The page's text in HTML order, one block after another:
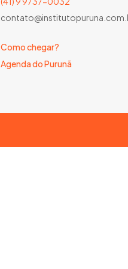
Como chegar?
Agenda do Purunã